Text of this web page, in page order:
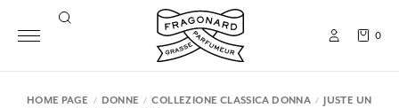
0
HOME PAGE DONNE COLLEZIONE CLASSICA DONNA
JUSTE UN